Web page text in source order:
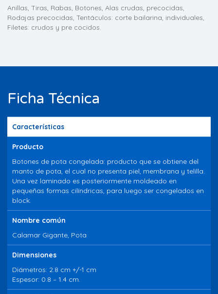
Anillas, Tiras, Rabas, Botones, Alas crudas, precocidas,
Rodajas precocidas, Tentáculos: corte bailarina, individuales,
Filetes: crudos y pre cocidos.
Ficha Técnica
Características
Producto
Botones de pota congelada: producto que se obtiene del
manto de pota, el cual no presenta piel, membrana y telilla.
Una vez laminado es posteriormente moldeado en
pequeñas formas cilíndricas, para luego ser congelados en
block.
Nombre común
Calamar Gigante, Pota
Dimensiones
Diámetros: 2.8 cm +/-1 cm
Espesor: 0.8 – 1.4 cm.